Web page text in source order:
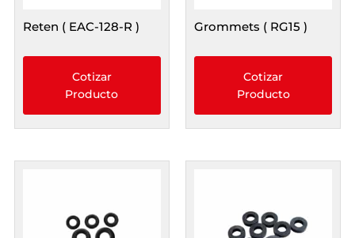
Reten ( EAC-128-R )
Cotizar
Producto
Grommets ( RG15 )
Cotizar
Producto